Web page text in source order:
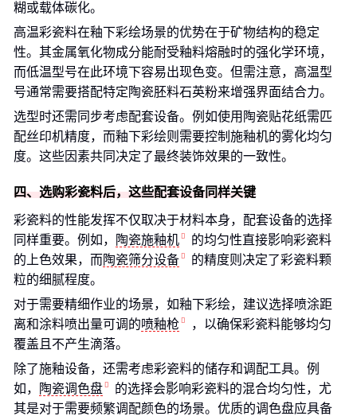
糊或载体碳化。
高温彩瓷料在釉下彩绘场景的优势在于矿物结构的稳定
性。其金属氧化物成分能耐受釉料熔融时的强化学环境，
而低温型号在此环境下容易出现色变。但需注意，高温型
号通常需要搭配特定陶瓷胚料石英粉来增强界面结合力。
选型时还需同步考虑配套设备。例如使用陶瓷贴花纸需匹
配丝印机精度，而釉下彩绘则需要控制施釉机的雾化均匀
度。这些因素共同决定了最终装饰效果的一致性。
四、选购彩瓷料后，这些配套设备同样关键
彩瓷料的性能发挥不仅取决于材料本身，配套设备的选择
同样重要。例如，
陶瓷施釉机
的均匀性直接影响彩瓷料
的上色效果，而陶瓷筛分设备
的精度则决定了彩瓷料颗
粒的细腻程度。
对于需要精细作业的场景，如釉下彩绘，建议选择喷涂距
离和涂料喷出量可调的喷釉枪
，以确保彩瓷料能够均匀
覆盖且不产生滴落。
除了施釉设备，还需考虑彩瓷料的储存和调配工具。例
如，
陶瓷调色盘
的选择会影响彩瓷料的混合均匀性，尤
其是对于需要频繁调配颜色的场景。优质的调色盘应具备